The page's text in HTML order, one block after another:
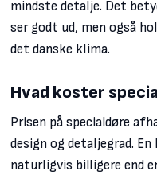
mindste detalje. Det
ser godt ud, men også
det danske klima.
Hvad koster
Prisen på specialdøre
design og detaljegrad.
naturligvis billigere end